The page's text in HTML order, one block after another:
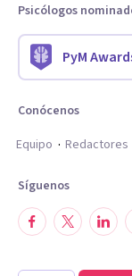
Psicólogos
PyM
Conócenos
Equipo
Redactores
Síguenos